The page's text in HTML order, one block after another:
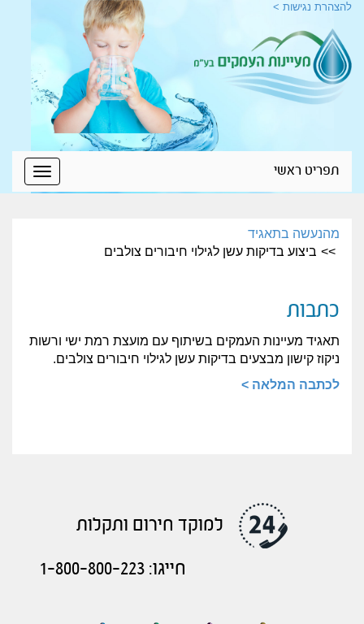
להצהרת נגישות >
Toggle
תפריט ראשי
מהנעשה בתאגיד
ביצוע בדיקות עשן לגילוי חיבורים צולבים
כתבות
תאגיד מעיינות העמקים בשיתוף עם מועצת רמת ישי ורשות
ניקוז קישון מבצעים בדיקות עשן לגילוי חיבורים צולבים.
לכתבה המלאה >
למוקד חירום ותקלות
חייגו: 1-800-800-223